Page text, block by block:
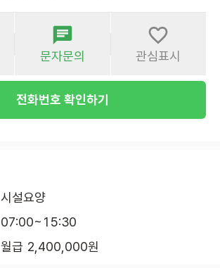
문자문의 관심표시
전화번호 확인하기
시설요양
07:00~15:30
월급 2,400,000원